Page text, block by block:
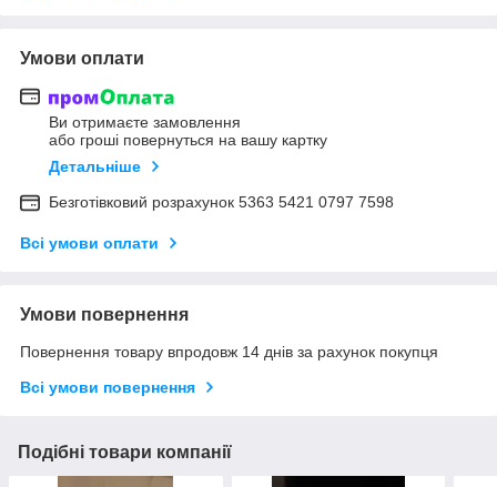
Умови оплати
Ви отримаєте замовлення
або гроші повернуться на вашу картку
Детальніше
Безготівковий розрахунок 5363 5421 0797 7598
Всі умови оплати
Умови повернення
Повернення товару впродовж 14 днів за рахунок покупця
Всі умови повернення
Подібні товари компанії